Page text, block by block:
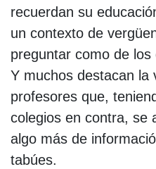
recuerdan su
un contexto de
preguntar como de
Y muchos destacan la
profesores que,
colegios en contra, se
algo más de
tabúes.